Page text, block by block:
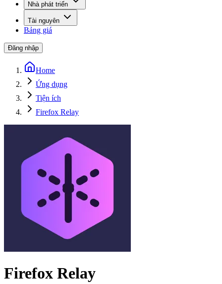
Nhà phát triển
Tài nguyên
Bảng giá
Đăng nhập
Home
Ứng dụng
Tiện ích
Firefox Relay
Firefox Relay